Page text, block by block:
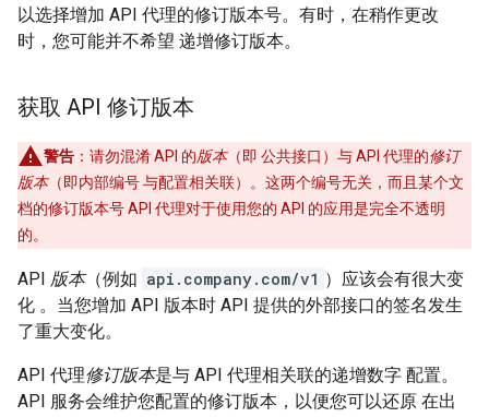
以选择增加 API 代理的修订版本号。有时，在稍作更改
时，您可能并不希望 递增修订版本。
获取 API 修订版本
警告 ：请勿混淆 API 的版本（即 公共接口）与 API 代理的修订
版本（即内部编号 与配置相关联）。这两个编号无关，而且某个文
档的修订版本号 API 代理对于使用您的 API 的应用是完全不透明
的。
API 版本（例如 api.company.com/v1 ）应该会有很大变
化 。当您增加 API 版本时 API 提供的外部接口的签名发生
了重大变化。
API 代理修订版本是与 API 代理相关联的递增数字 配置。
API 服务会维护您配置的修订版本，以便您可以还原 在出